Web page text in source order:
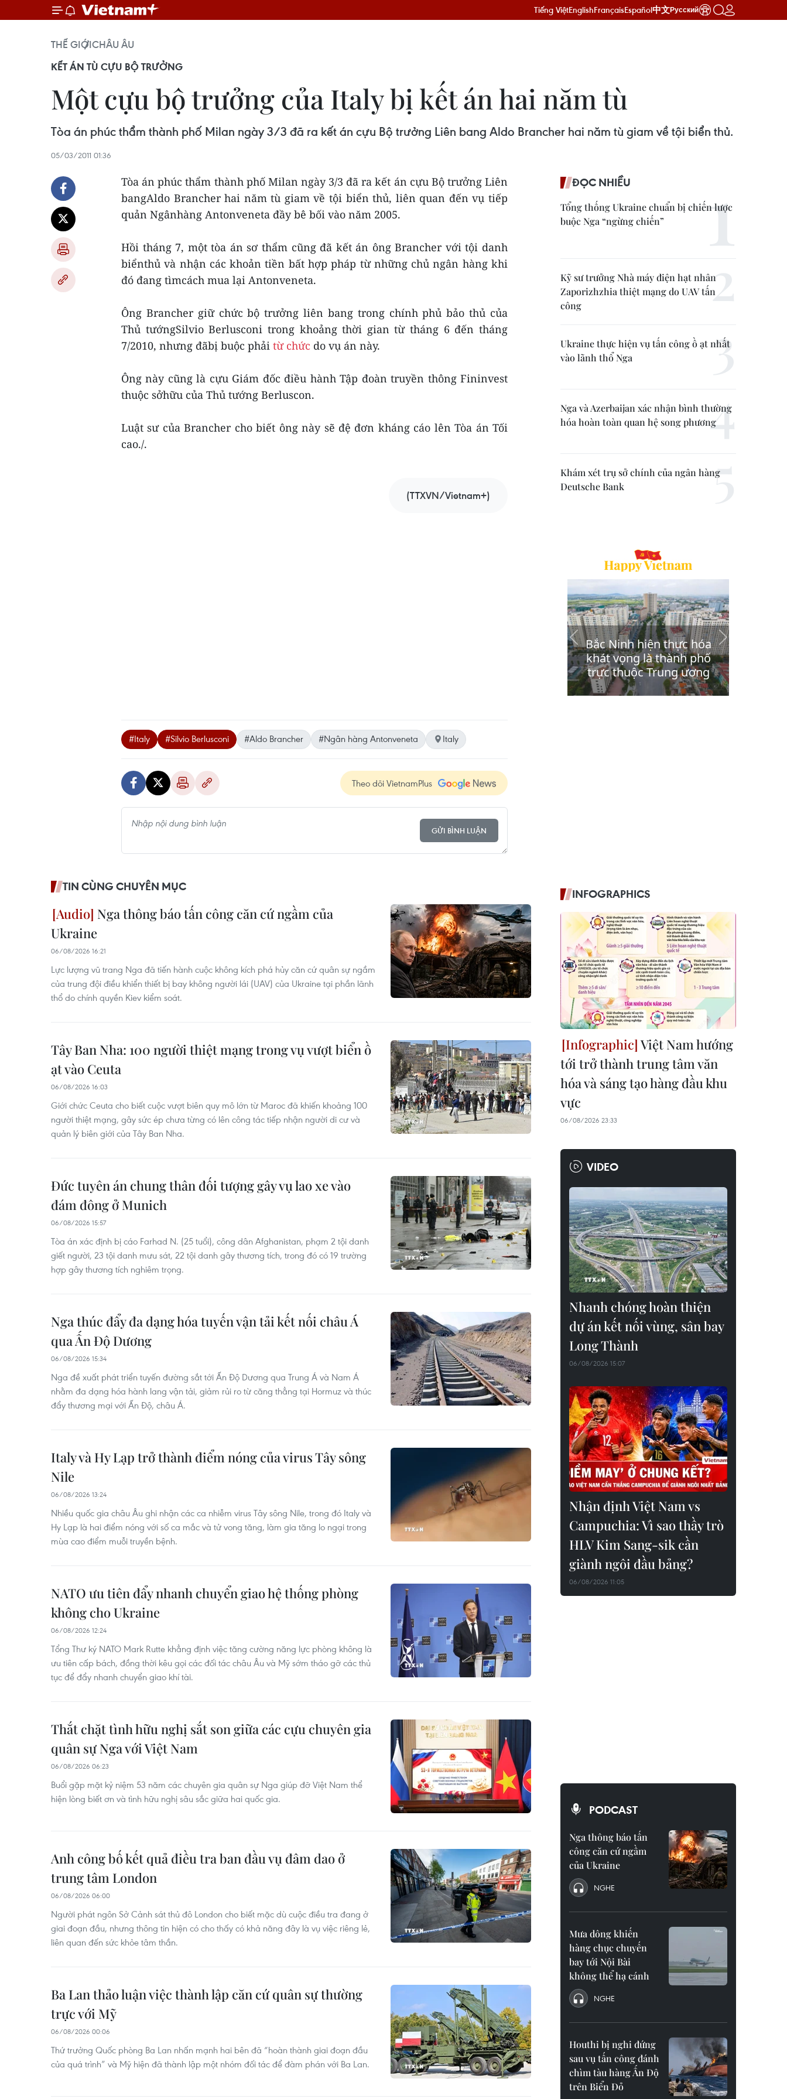
Tiếng ViệtEnglishFrançaisEspañol中文Русский
THẾ GIỚICHÂU ÂU
KẾT ÁN TÙ CỰU BỘ TRƯỞNG
Một cựu bộ trưởng của Italy bị kết án hai năm tù
Tòa án phúc thẩm thành phố Milan ngày 3/3 đã ra kết án cựu Bộ trưởng Liên bang Aldo Brancher hai năm tù giam về tội biển thủ.
05/03/2011 01:36
Tòa án phúc thẩm thành phố Milan ngày 3/3 đã ra kết án cựu Bộ trưởng Liên
bangAldo Brancher hai năm tù giam về tội biển thủ, liên quan đến vụ tiếp
quản Ngânhàng Antonveneta đầy bê bối vào năm 2005.
Hồi tháng 7, một tòa án sơ thẩm cũng đã kết án ông Brancher với tội danh
biểnthủ và nhận các khoản tiền bất hợp pháp từ những chủ ngân hàng khi
đó đang tìmcách mua lại Antonveneta.
Ông Brancher giữ chức bộ trưởng liên bang trong chính phủ bảo thủ của
Thủ tướngSilvio Berlusconi trong khoảng thời gian từ tháng 6 đến tháng
7/2010, nhưng đãbị buộc phải từ chức do vụ án này.
Ông này cũng là cựu Giám đốc điều hành Tập đoàn truyền thông Fininvest
thuộc sởhữu của Thủ tướng Berluscon.
Luật sư của Brancher cho biết ông này sẽ đệ đơn kháng cáo lên Tòa án Tối
cao./.
(TTXVN/Vietnam+)
#Italy #Silvio Berlusconi #Aldo Brancher #Ngân hàng Antonveneta Italy
Theo dõi VietnamPlus
GỬI BÌNH LUẬN
TIN CÙNG CHUYÊN MỤC
Nga thông báo tấn công căn cứ ngầm của
Ukraine
06/08/2026 16:21
Lực lượng vũ trang Nga đã tiến hành cuộc không kích phá hủy căn cứ quân sự ngầm
của trung đội điều khiển thiết bị bay không người lái (UAV) của Ukraine tại phần lãnh
thổ do chính quyền Kiev kiểm soát.
Tây Ban Nha: 100 người thiệt mạng trong vụ vượt biển ồ
ạt vào Ceuta
06/08/2026 16:03
Giới chức Ceuta cho biết cuộc vượt biên quy mô lớn từ Maroc đã khiến khoảng 100
người thiệt mạng, gây sức ép chưa từng có lên công tác tiếp nhận người di cư và
quản lý biên giới của Tây Ban Nha.
Đức tuyên án chung thân đối tượng gây vụ lao xe vào
đám đông ở Munich
06/08/2026 15:57
Tòa án xác định bị cáo Farhad N. (25 tuổi), công dân Afghanistan, phạm 2 tội danh
giết người, 23 tội danh mưu sát, 22 tội danh gây thương tích, trong đó có 19 trường
hợp gây thương tích nghiêm trọng.
Nga thúc đẩy đa dạng hóa tuyến vận tải kết nối châu Á
qua Ấn Độ Dương
06/08/2026 15:34
Nga đề xuất phát triển tuyến đường sắt tới Ấn Độ Dương qua Trung Á và Nam Á
nhằm đa dạng hóa hành lang vận tải, giảm rủi ro từ căng thẳng tại Hormuz và thúc
đẩy thương mại với Ấn Độ, châu Á.
Italy và Hy Lạp trở thành điểm nóng của virus Tây sông
Nile
06/08/2026 13:24
Nhiều quốc gia châu Âu ghi nhận các ca nhiễm virus Tây sông Nile, trong đó Italy và
Hy Lạp là hai điểm nóng với số ca mắc và tử vong tăng, làm gia tăng lo ngại trong
mùa cao điểm muỗi truyền bệnh.
NATO ưu tiên đẩy nhanh chuyển giao hệ thống phòng
không cho Ukraine
06/08/2026 12:24
Tổng Thư ký NATO Mark Rutte khẳng định việc tăng cường năng lực phòng không là
ưu tiên cấp bách, đồng thời kêu gọi các đối tác châu Âu và Mỹ sớm tháo gỡ các thủ
tục để đẩy nhanh chuyển giao khí tài.
Thắt chặt tình hữu nghị sắt son giữa các cựu chuyên gia
quân sự Nga với Việt Nam
06/08/2026 06:23
Buổi gặp mặt kỷ niệm 53 năm các chuyên gia quân sự Nga giúp đỡ Việt Nam thể
hiện lòng biết ơn và tình hữu nghị sâu sắc giữa hai quốc gia.
Anh công bố kết quả điều tra ban đầu vụ đâm dao ở
trung tâm London
06/08/2026 06:00
Người phát ngôn Sở Cảnh sát thủ đô London cho biết mặc dù cuộc điều tra đang ở
giai đoạn đầu, nhưng thông tin hiện có cho thấy có khả năng đây là vụ việc riêng lẻ,
liên quan đến sức khỏe tâm thần.
Ba Lan thảo luận việc thành lập căn cứ quân sự thường
trực với Mỹ
06/08/2026 00:06
Thứ trưởng Quốc phòng Ba Lan nhấn mạnh hai bên đã “hoàn thành giai đoạn đầu
của quá trình” và Mỹ hiện đã thành lập một nhóm đối tác để đàm phán với Ba Lan.
ĐỌC NHIỀU
Tổng thống Ukraine chuẩn bị chiến lược
buộc Nga “ngừng chiến”
Kỹ sư trưởng Nhà máy điện hạt nhân
Zaporizhzhia thiệt mạng do UAV tấn
công
Ukraine thực hiện vụ tấn công ồ ạt nhất
vào lãnh thổ Nga
Nga và Azerbaijan xác nhận bình thường
hóa hoàn toàn quan hệ song phương
Khám xét trụ sở chính của ngân hàng
Deutsche Bank
INFOGRAPHICS
Việt Nam hướng
tới trở thành trung tâm văn
hóa và sáng tạo hàng đầu khu
vực
06/08/2026 23:33
VIDEO
Nhanh chóng hoàn thiện
dự án kết nối vùng, sân bay
Long Thành
06/08/2026 15:07
Nhận định Việt Nam vs
Campuchia: Vì sao thầy trò
HLV Kim Sang-sik cần
giành ngôi đầu bảng?
06/08/2026 11:05
PODCAST
Nga thông báo tấn
công căn cứ ngầm
của Ukraine
NGHE
Mưa dông khiến
hàng chục chuyến
bay tới Nội Bài
không thể hạ cánh
NGHE
Houthi bị nghi đứng
sau vụ tấn công đánh
chìm tàu hàng Ấn Độ
trên Biển Đỏ